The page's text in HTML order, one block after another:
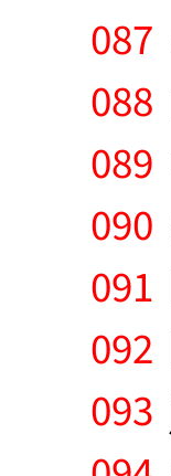
087
088
089
090
091
092
093